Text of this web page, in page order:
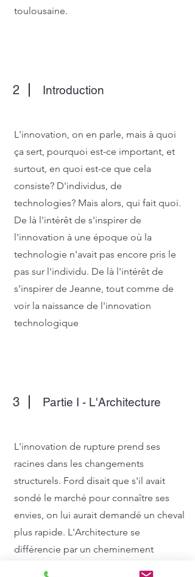
toulousaine.
2 Introduction
L'innovation, on en parle, mais à quoi
ça sert, pourquoi est-ce important, et
surtout, en quoi est-ce que cela
consiste? D'individus, de
technologies? Mais alors, qui fait quoi.
De là l'intérêt de s'inspirer de
l'innovation à une époque où la
technologie n'avait pas encore pris le
pas sur l'individu. De là l'intérêt de
s'inspirer de Jeanne, tout comme de
voir la naissance de l'innovation
technologique
3 Partie I - L'Architecture
L'innovation de rupture prend ses
racines dans les changements
structurels. Ford disait que s'il avait
sondé le marché pour connaître ses
envies, on lui aurait demandé un cheval
plus rapide. L'Architecture se
différencie par un cheminement